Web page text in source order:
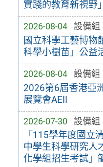
實踐的教育新視野
2026-08-04 設備組
國立科學工藝博物
科學小樹苗」公益
2026-08-04 設備組
2026第6屆香港亞
展覽會AEII
2026-07-30 設備組
「115學年度國立
中學生科學研究人
化學組招生考試」